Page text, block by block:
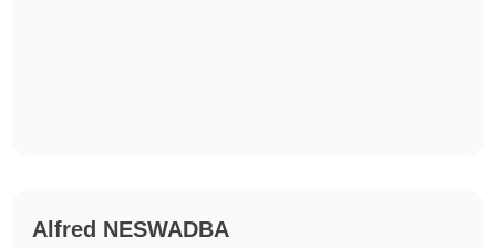
Alfred NESWADBA